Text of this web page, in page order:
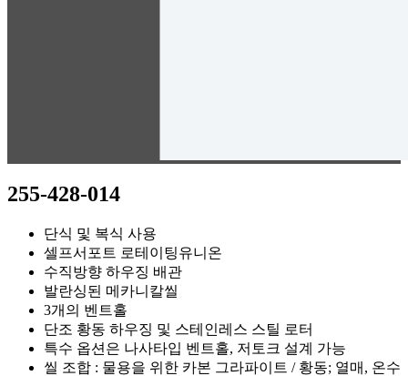
255-428-014
단식 및 복식 사용
셀프서포트 로테이팅유니온
수직방향 하우징 배관
발란싱된 메카니칼씰
3개의 벤트홀
단조 황동 하우징 및 스테인레스 스틸 로터
특수 옵션은 나사타입 벤트홀, 저토크 설계 가능
씰 조합 : 물용을 위한 카본 그라파이트 / 황동; 열매, 온수